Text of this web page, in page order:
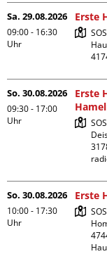
Sa. 29.08.2026
09:00 - 16:30
Uhr
Erste
So. 30.08.2026
09:30 - 17:00
Uhr
Erste
So. 30.08.2026
10:00 - 17:30
Uhr
Erste